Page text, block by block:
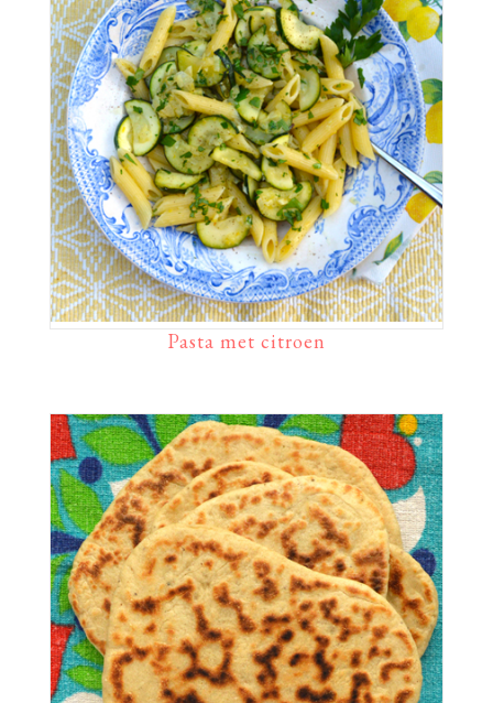
Pasta met citroen